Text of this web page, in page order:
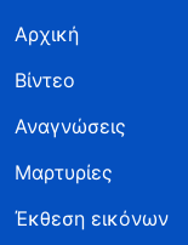
Αρχική
Βίντεο
Αναγνώσεις
Μαρτυρίες
Έκθεση εικόνων